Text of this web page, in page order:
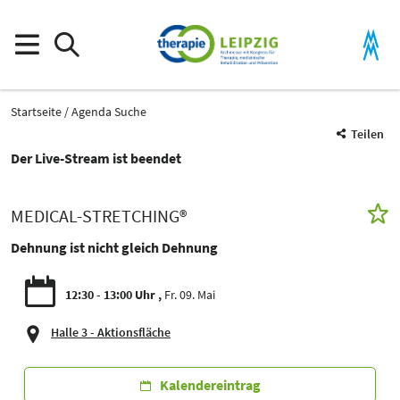
Startseite
Agenda Suche
Teilen
Der Live-Stream ist beendet
MEDICAL-STRETCHING®
Dehnung ist nicht gleich Dehnung
12:30 - 13:00 Uhr Fr. 09. Mai
Halle 3 - Aktionsfläche
Kalendereintrag